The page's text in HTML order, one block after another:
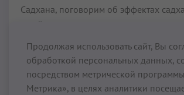
Садхана, поговорим об эффектах
в ней участвовать, как проводить, что
подходят для утренней садханы,
мантрах для Садханы Эпохи Водолея и
другое.
Продолжая использовать сайт, Вы
обработкой персональных данных,
посредством метрической
Метрика», в целях аналитики